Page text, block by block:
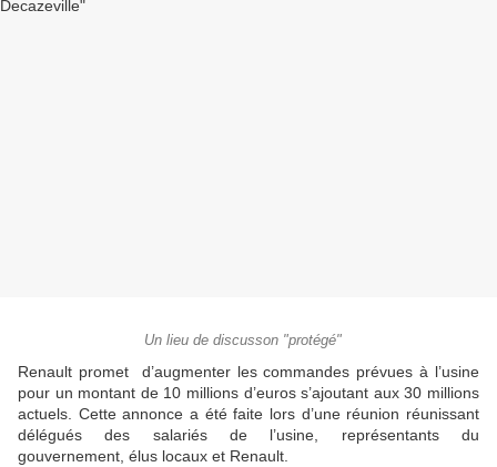
Un lieu de discusson "protégé"
Renault promet d’augmenter les commandes prévues à l’usine
pour un montant de 10 millions d’euros s’ajoutant aux 30 millions
actuels. Cette annonce a été faite lors d’une réunion réunissant
délégués des salariés de l’usine, représentants du
gouvernement, élus locaux et Renault.